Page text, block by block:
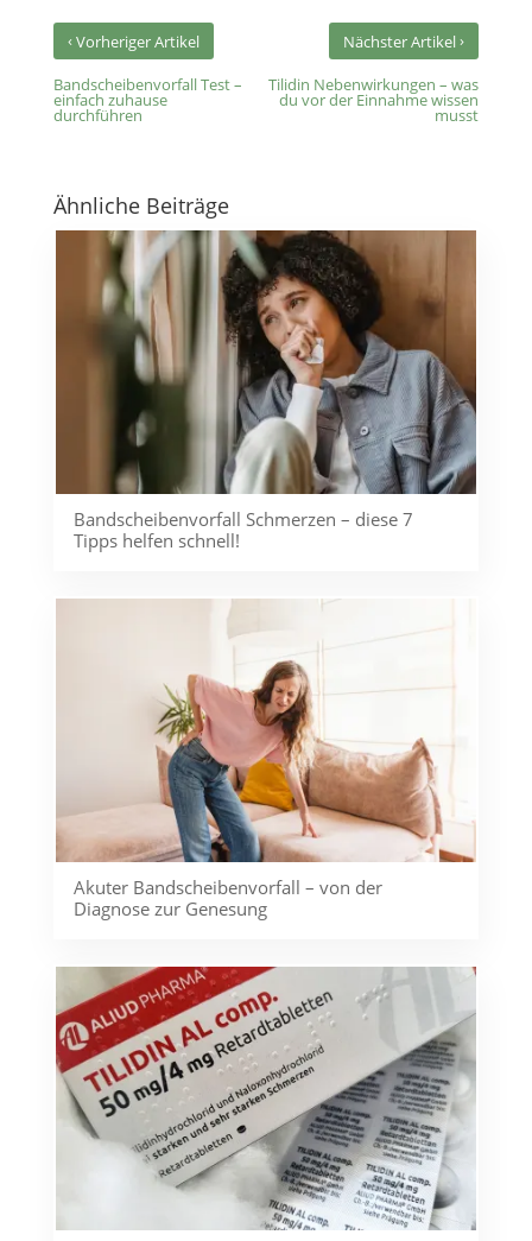
‹Vorheriger Artikel
Bandscheibenvorfall Test –
einfach zuhause
durchführen
Nächster Artikel›
Tilidin Nebenwirkungen – was
du vor der Einnahme wissen
musst
Ähnliche Beiträge
Bandscheibenvorfall Schmerzen – diese 7
Tipps helfen schnell!
Akuter Bandscheibenvorfall – von der
Diagnose zur Genesung